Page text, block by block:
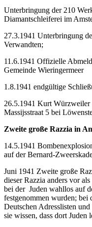
Unterbringung der 210
Diamantschleiferei im
27.3.1941 Unterbringung
Verwandten;
11.6.1941 Offizielle
Gemeinde Wieringermeer
1.8.1941 endgültige
26.5.1941 Kurt Würzweiler
Massijsstraat 5 bei
Zweite große Razzia in
14.5.1941
auf der Bernard-
Juni 1941 Zweite große
dieser Razzia anders vor
bei der Juden wahllos auf
festgenommen wurden; bei
Deutschen Adresslisten
sie wissen, dass dort Juden